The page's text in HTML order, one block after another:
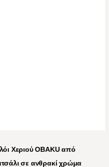
Χεριού OBAKU από
σε ανθρακί χρώμα